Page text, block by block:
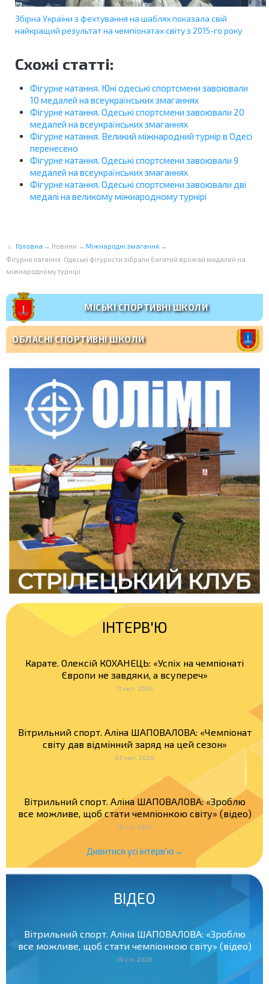
Збірна України з фехтування на шаблях показала свій
найкращий результат на чемпіонатах світу з 2015-го року
Схожі статті:
Фігурне катання. Юні одеські спортсмени завоювали
10 медалей на всеукраїнських змаганнях
Фігурне катання. Одеські спортсмени завоювали 20
медалей на всеукраїнських змаганнях
Фігурне катання. Великий міжнародний турнір в Одесі
перенесено
Фігурне катання. Одеські спортсмени завоювали 9
медалей на всеукраїнських змаганнях
Фігурне катання. Одеські cпортсмени завоювали дві
медалі на великому міжнародному турнірі
Головна → Новини → Міжнародні змагання →
Фігурне катання. Одеські фігуристи зібрали багатий врожай медалей на
міжнародному турнірі
МІСЬКІ СПОРТИВНІ ШКОЛИ
ОБЛАСНІ СПОРТИВНІ ШКОЛИ
ІНТЕРВ'Ю
Карате. Олексій КОХАНЕЦЬ: «Успіх на чемпіонаті
Європи не завдяки, а всупереч»
11 лют. 2026
Вітрильний спорт. Аліна ШАПОВАЛОВА: «Чемпіонат
світу дав відмінний заряд на цей сезон»
03 лют. 2026
Вітрильний спорт. Аліна ШАПОВАЛОВА: «Зроблю
все можливе, щоб стати чемпіонкою світу» (відео)
19 січ. 2026
Дивитися усі інтерв'ю→
ВІДЕО
Вітрильний спорт. Аліна ШАПОВАЛОВА: «Зроблю
все можливе, щоб стати чемпіонкою світу» (відео)
19 січ. 2026